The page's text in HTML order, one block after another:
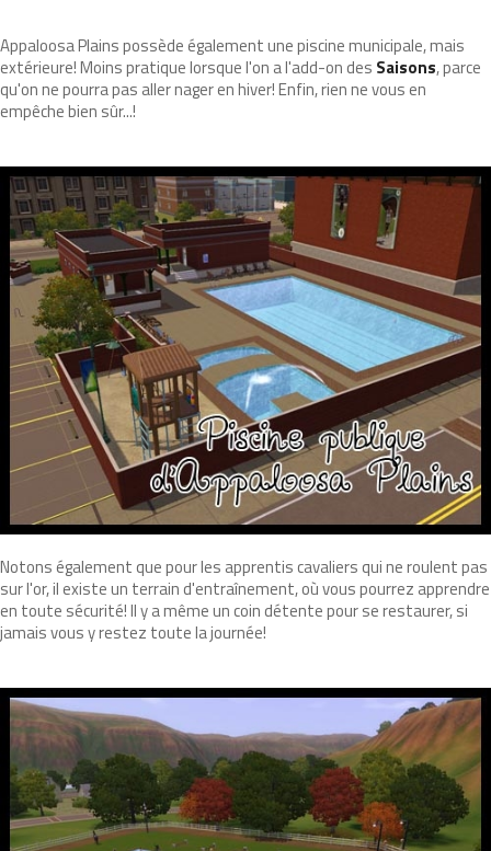
Appaloosa Plains possède également une piscine municipale, mais
extérieure! Moins pratique lorsque l'on a l'add-on des Saisons, parce
qu'on ne pourra pas aller nager en hiver! Enfin, rien ne vous en
empêche bien sûr...!
Notons également que pour les apprentis cavaliers qui ne roulent pas
sur l'or, il existe un terrain d'entraînement, où vous pourrez apprendre
en toute sécurité! Il y a même un coin détente pour se restaurer, si
jamais vous y restez toute la journée!